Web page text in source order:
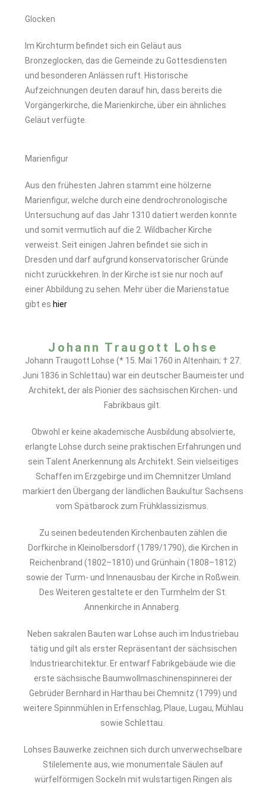
Glocken
Im Kirchturm befindet sich ein Geläut aus
Bronzeglocken, das die Gemeinde zu Gottesdiensten
und besonderen Anlässen ruft. Historische
Aufzeichnungen deuten darauf hin, dass bereits die
Vorgängerkirche, die Marienkirche, über ein ähnliches
Geläut verfügte.
Marienfigur
Aus den frühesten Jahren stammt eine hölzerne
Marienfigur, welche durch eine dendrochronologische
Untersuchung auf das Jahr 1310 datiert werden konnte
und somit vermutlich auf die 2. Wildbacher Kirche
verweist. Seit einigen Jahren befindet sie sich in
Dresden und darf aufgrund konservatorischer Gründe
nicht zurückkehren. In der Kirche ist sie nur noch auf
einer Abbildung zu sehen. Mehr über die Marienstatue
gibt es hier
Johann Traugott Lohse
Johann Traugott Lohse (* 15. Mai 1760 in Altenhain; † 27.
Juni 1836 in Schlettau) war ein deutscher Baumeister und
Architekt, der als Pionier des sächsischen Kirchen- und
Fabrikbaus gilt.
Obwohl er keine akademische Ausbildung absolvierte,
erlangte Lohse durch seine praktischen Erfahrungen und
sein Talent Anerkennung als Architekt. Sein vielseitiges
Schaffen im Erzgebirge und im Chemnitzer Umland
markiert den Übergang der ländlichen Baukultur Sachsens
vom Spätbarock zum Frühklassizismus.
Zu seinen bedeutenden Kirchenbauten zählen die
Dorfkirche in Kleinolbersdorf (1789/1790), die Kirchen in
Reichenbrand (1802–1810) und Grünhain (1808–1812)
sowie der Turm- und Innenausbau der Kirche in Roßwein.
Des Weiteren gestaltete er den Turmhelm der St.
Annenkirche in Annaberg.
Neben sakralen Bauten war Lohse auch im Industriebau
tätig und gilt als erster Repräsentant der sächsischen
Industriearchitektur. Er entwarf Fabrikgebäude wie die
erste sächsische Baumwollmaschinenspinnerei der
Gebrüder Bernhard in Harthau bei Chemnitz (1799) und
weitere Spinnmühlen in Erfenschlag, Plaue, Lugau, Mühlau
sowie Schlettau.
Lohses Bauwerke zeichnen sich durch unverwechselbare
Stilelemente aus, wie monumentale Säulen auf
würfelförmigen Sockeln mit wulstartigen Ringen als